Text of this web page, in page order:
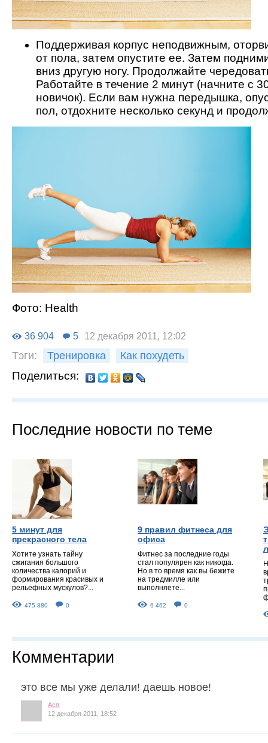
Поддерживая корпус неподвижным,
от пола, затем опустите ее. Затем
вниз другую ногу. Продолжайте
Работайте в течение 2 минут (начните с
новичок). Если вам нужна передышка,
пол, отдохните несколько секунд и
Фото: Health
36 904 5 12 декабря 2011, 12:02
Тэги: Тренировка Как похудеть
Поделиться:
Последние новости по теме
5 минут для
прекрасного тела
Хотите узнать тайну
сжигания большого
количества калорий и
формирования красивых и
рельефных мускулов?...
475 880 0
9 правил фитнеса для
офиса
Фитнес за последние годы
стал популярен как никогда.
Но в то время как вы бежите
на тредмилле или
выполняете...
6 462 0
Комментарии
это все мы уже делали! даешь новое!
Ася
12 декабря 2011, 18:52